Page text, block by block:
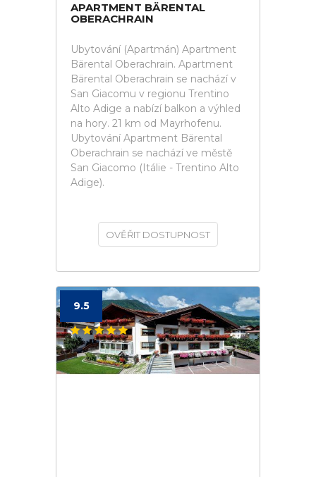
APARTMENT BÄRENTAL
OBERACHRAIN
Ubytování (Apartmán) Apartment
Bärental Oberachrain. Apartment
Bärental Oberachrain se nachází v
San Giacomu v regionu Trentino
Alto Adige a nabízí balkon a výhled
na hory. 21 km od Mayrhofenu.
Ubytování Apartment Bärental
Oberachrain se nachází ve městě
San Giacomo (Itálie - Trentino Alto
Adige).
OVĚŘIT DOSTUPNOST
9.5